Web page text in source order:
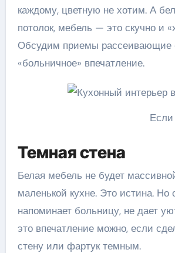
каждому, цветную не хотим. А
потолок, мебель — это скучно и
Обсудим приемы рассеивающие
«больничное» впечатление.
Темная стена
Белая мебель не будет
маленькой кухне. Это истина. Но
напоминает больницу, не дает
это впечатление можно, если
стену или фартук темным.